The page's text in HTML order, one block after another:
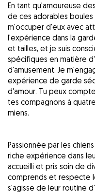
En tant qu'amoureuse
de ces adorables
m'occuper d'eux avec
l'expérience dans la
et tailles, et je suis
spécifiques en matière
d'amusement. Je
expérience de garde
d'amour. Tu peux
tes compagnons à
miens.
Passionnée par les
riche expérience dans
accueilli et pris soin de
comprends et respecte
s'agisse de leur routine